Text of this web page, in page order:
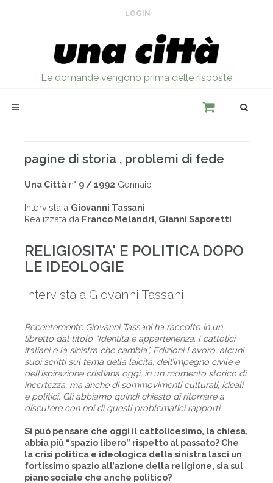
LOGIN
Le domande vengono prima delle risposte
pagine di storia , problemi di fede
Una Città n° 9 / 1992 Gennaio
Intervista a Giovanni Tassani
Realizzata da Franco Melandri, Gianni Saporetti
RELIGIOSITA' E POLITICA DOPO
LE IDEOLOGIE
Intervista a Giovanni Tassani.
Recentemente Giovanni Tassani ha raccolto in un
libretto dal titolo “Identità e appartenenza. I cattolici
italiani e la si­nistra che cambia”, Edizioni Lavoro, alcuni
suoi scritti sul tema della laicità, dell’impegno civile e
dell’ispirazione cri­stiana oggi, in un momento storico di
incertezza, ma anche di sommovimenti culturali, ideali
e politici. Gli abbiamo quindi chiesto di ritornare a
discutere con noi di questi problematici rapporti.
Si può pensare che oggi il cattolicesimo, la chiesa,
abbia più “spazio libero” rispetto al pas­sato? Che
la crisi politica e ideologica della sinistra lasci un
fortissimo spazio all’azione della religione, sia sul
piano sociale che anche politico?